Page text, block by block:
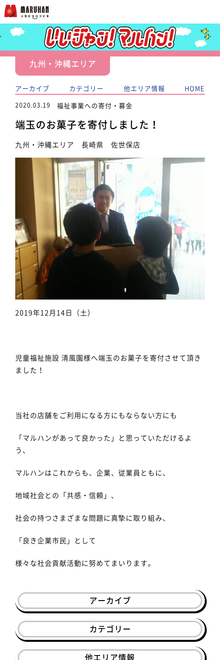
九州・沖縄エリア
アーカイブ カテゴリー 他エリア情報 HOME
2020.03.19 福祉事業への寄付・募金
端玉のお菓子を寄付しました！
九州・沖縄エリア 長崎県 佐世保店
2019年12月14日（土）
児童福祉施設 清風園様へ端玉のお菓子を寄付させて頂き
ました！
当社の店舗をご利用になる方にもならない方にも
「マルハンがあって良かった」と思っていただけるよ
う、
マルハンはこれからも、企業、従業員ともに、
地域社会との「共感・信頼」、
社会の持つさまざまな問題に真摯に取り組み、
「良き企業市民」として
様々な社会貢献活動に努めてまいります。
アーカイブ
カテゴリー
他エリア情報